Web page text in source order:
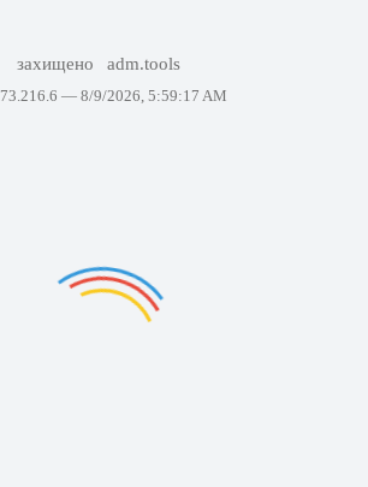
захищено adm.tools
— 8/9/2026, 5:59:17 AM